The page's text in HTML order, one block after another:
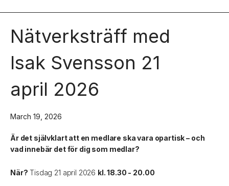
Nätverksträff med
Isak Svensson 21
april 2026
March 19, 2026
Är det självklart att en medlare ska vara opartisk – och
vad innebär det för dig som medlar?
När? Tisdag 21 april 2026 kl. 18.30 - 20.00